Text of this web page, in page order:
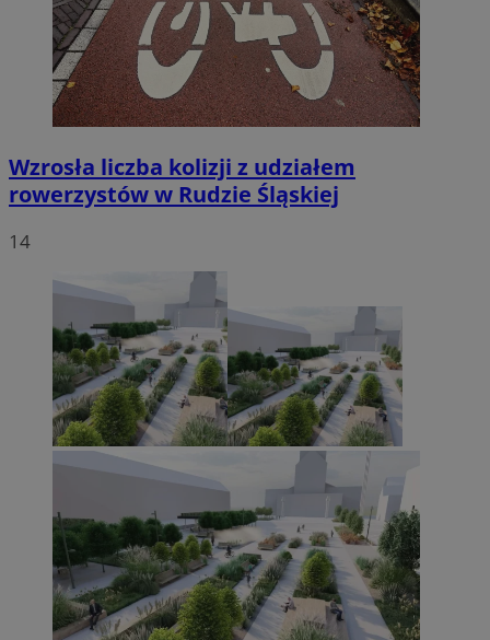
Wzrosła liczba kolizji z udziałem
rowerzystów w Rudzie Śląskiej
14